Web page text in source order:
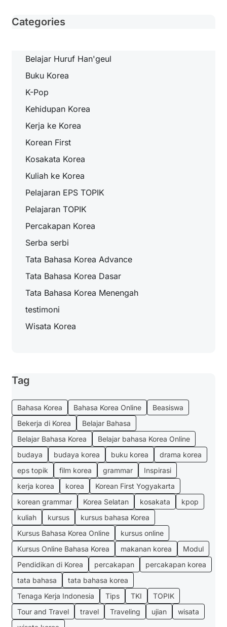
Categories
Belajar Huruf Han'geul
Buku Korea
K-Pop
Kehidupan Korea
Kerja ke Korea
Korean First
Kosakata Korea
Kuliah ke Korea
Pelajaran EPS TOPIK
Pelajaran TOPIK
Percakapan Korea
Serba serbi
Tata Bahasa Korea Advance
Tata Bahasa Korea Dasar
Tata Bahasa Korea Menengah
testimoni
Wisata Korea
Tag
Bahasa Korea Bahasa Korea Online
Beasiswa
Bekerja di Korea
Belajar Bahasa
Belajar Bahasa Korea
Belajar bahasa Korea Online
budaya
budaya korea buku korea
drama korea
eps topik
film korea grammar
Inspirasi
kerja korea
korea
Korean First Yogyakarta
korean grammar
Korea Selatan kosakata
kpop
kuliah
kursus
kursus bahasa Korea
Kursus Bahasa Korea Online
kursus online
Kursus Online Bahasa Korea
makanan korea
Modul
Pendidikan di Korea
percakapan
percakapan korea
tata bahasa
tata bahasa korea
Tenaga Kerja Indonesia
Tips TKI
TOPIK
Tour and Travel
travel Traveling ujian
wisata